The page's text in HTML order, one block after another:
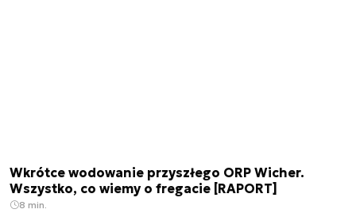
Wkrótce wodowanie przyszłego ORP Wicher.
Wszystko, co wiemy o fregacie [RAPORT]
8 min.